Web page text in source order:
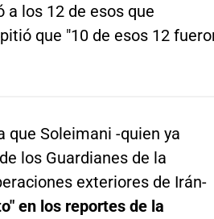
a los 12 de esos que
que "10 de esos 12
que Soleimani -quien ya
los Guardianes de la
exteriores de Irán-
en los reportes de la